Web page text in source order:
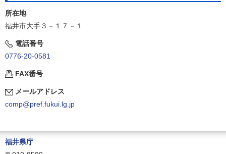
所在地
福井市大手３－１７－１
電話番号
0776-20-0581
FAX番号
メールアドレス
comp@pref.fukui.lg.jp
福井県庁